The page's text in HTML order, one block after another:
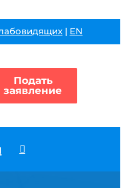
| EN
Подать
заявление